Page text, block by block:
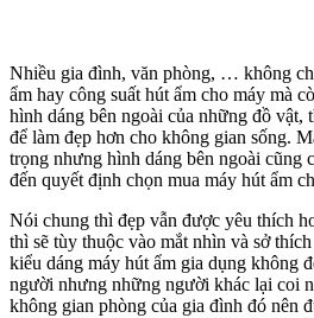
Nhiều gia đình, văn phòng, … không
ẩm hay công suất hút ẩm cho máy mà
hình dáng bên ngoài của những đồ vật,
để làm đẹp hơn cho không gian sống.
trọng nhưng hình dáng bên ngoài cũng
đến quyết định chọn mua máy hút ẩm
Nói chung thì đẹp vẫn được yêu thích
thì sẽ tùy thuộc vào mắt nhìn và sở
kiểu dáng máy hút ẩm gia dụng không
người nhưng những người khác lại coi
không gian phòng của gia đình đó nên